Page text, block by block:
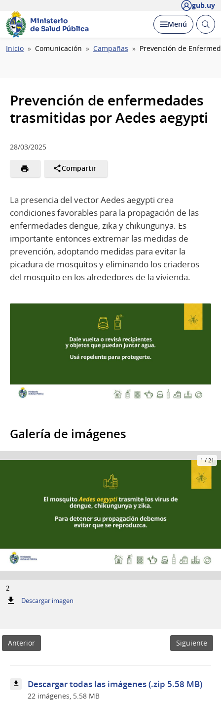
gub.uy
Ministerio
de Salud Pública
Desplegar
Menú Abrir
Ruta
Inicio Comunicación Campañas Prevención de
Prevención de enfermedades
trasmitidas por Aedes aegypti
28/03/2025
Compartir
La presencia del vector Aedes aegypti crea
condiciones favorables para la propagación de las
enfermedades dengue, zika y chikungunya. Es
importante entonces extremar las medidas de
prevención, adoptando medidas para evitar la
picadura de mosquitos y eliminando los criaderos
del mosquito en los alrededores de la vivienda.
Galería de imágenes
1/21
2
Descargar imagen:
Anterior Siguiente
Descargar todas las imágenes (.zip 5.58 MB)
22 imágenes, 5.58 MB